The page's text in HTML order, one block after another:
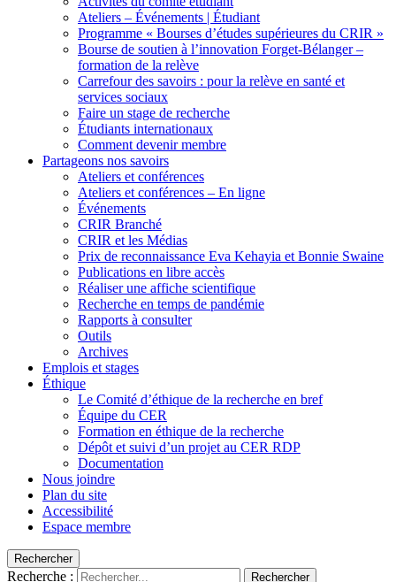
Ateliers – Événements | Étudiant
Programme « Bourses d’études supérieures du CRIR »
Bourse de soutien à l’innovation Forget-Bélanger –
formation de la relève
Carrefour des savoirs : pour la relève en santé et
services sociaux
Faire un stage de recherche
Étudiants internationaux
Comment devenir membre
Partageons nos savoirs
Ateliers et conférences
Ateliers et conférences – En ligne
Événements
CRIR Branché
CRIR et les Médias
Prix de reconnaissance Eva Kehayia et Bonnie Swaine
Publications en libre accès
Réaliser une affiche scientifique
Recherche en temps de pandémie
Rapports à consulter
Outils
Archives
Emplois et stages
Éthique
Le Comité d’éthique de la recherche en bref
Équipe du CER
Formation en éthique de la recherche
Dépôt et suivi d’un projet au CER RDP
Documentation
Nous joindre
Plan du site
Accessibilité
Espace membre
Rechercher
Recherche : Rechercher